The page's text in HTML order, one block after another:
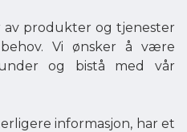
produkter og tjenester
Vi ønsker å være
og bistå med vår
informasjon, har et